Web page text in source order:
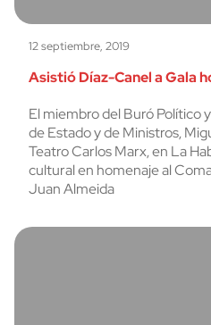
12 septiembre, 2019
Asistió Díaz-Canel a Gala
El miembro del Buró Político
de Estado y de Ministros,
Teatro Carlos Marx, en La
cultural en homenaje al
Juan Almeida